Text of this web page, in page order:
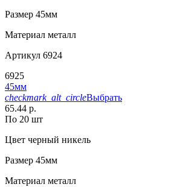
Размер 45мм
Материал металл
Артикул 6924
6925
45мм
checkmark_alt_circleВыбрать
65.44 р.
По 20 шт
Цвет черный никель
Размер 45мм
Материал металл